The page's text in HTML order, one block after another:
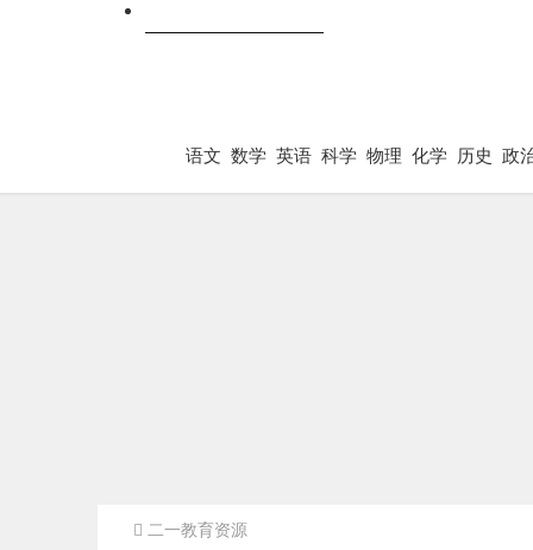
语文 数学 英语 科学 物理 化学 历史 政
二一教育资源